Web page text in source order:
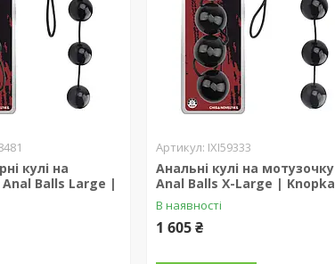
кулі на
Balls Large |
IXI59333
Анальні кулі на мотузочку
Anal Balls X-Large | Knopka
В наявності
1 605 ₴